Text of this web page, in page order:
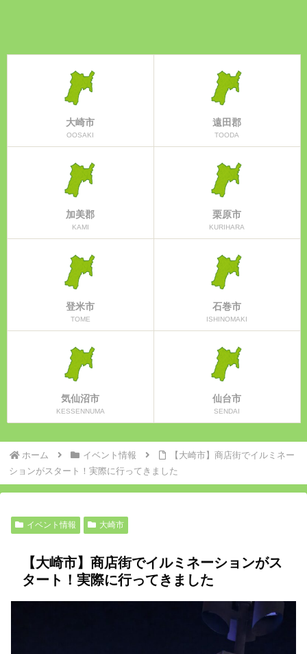
大崎市
OOSAKI
遠田郡
TOODA
加美郡
KAMI
栗原市
KURIHARA
登米市
TOME
石巻市
ISHINOMAKI
気仙沼市
KESSENNUMA
仙台市
SENDAI
ホーム イベント情報
【大崎市】商店街でイルミネー
ションがスタート！実際に行ってきました
イベント情報 大崎市
【大崎市】商店街でイルミネーションがス
タート！実際に行ってきました